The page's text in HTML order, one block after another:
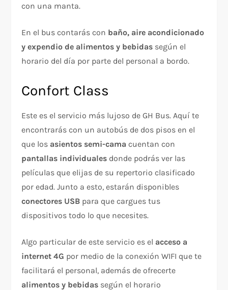
con una manta.
En el bus contarás con baño, aire acondicionado
y expendio de alimentos y bebidas según el
horario del día por parte del personal a bordo.
Confort Class
Este es el servicio más lujoso de GH Bus. Aquí te
encontrarás con un autobús de dos pisos en el
que los asientos semi-cama cuentan con
pantallas individuales donde podrás ver las
películas que elijas de su repertorio clasificado
por edad. Junto a esto, estarán disponibles
conectores USB para que cargues tus
dispositivos todo lo que necesites.
Algo particular de este servicio es el acceso a
internet 4G por medio de la conexión WIFI que te
facilitará el personal, además de ofrecerte
alimentos y bebidas según el horario